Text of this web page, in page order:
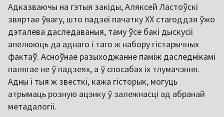
Адказваючы на гэтыя закіды, Аляксей Ластоўскі
звяртае ўвагу, што падзеі пачатку XX стагоддзя ўжо
дэталёва даследаваныя, таму ўсе бакі дыскусіі
апелююць да аднаго і таго ж набору гістарычных
фактаў. Асноўнае разыходжанне паміж даследнікамі
палягае не ў падзеях, а ў спосабах іх тлумачэння.
Адны і тыя ж звесткі, кажа гісторык, могуць
атрымаць розную ацэнку ў залежнасці ад абранай
метадалогіі.